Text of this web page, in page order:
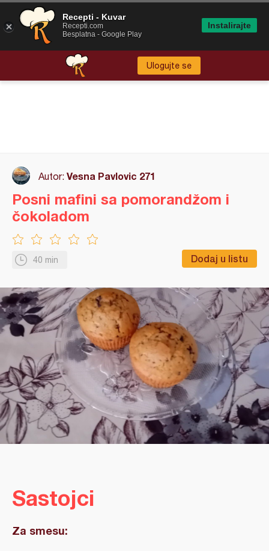
Ulogujte se
Autor: Vesna Pavlovic 271
40 min Dodaj u listu
Posni mafini sa pomorandžom i
čokoladom
Sastojci
Za smesu:
Recepti - Kuvar
Recepti.com
Besplatna - Google Play
Instalirajte